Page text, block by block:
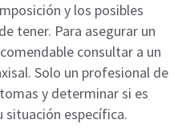
y los posibles
tener. Para asegurar un
consultar a un
Solo un profesional de
y determinar si es
situación específica.